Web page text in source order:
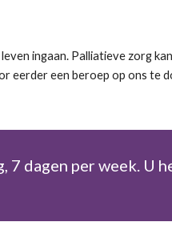
ingaan. Palliatieve zorg
eerder een beroep op ons te
dagen per week. U